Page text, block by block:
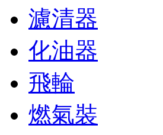
濾清器
化油器
飛輪
燃氣裝